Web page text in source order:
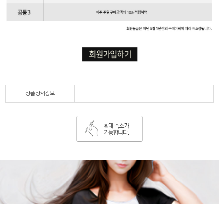
상품상세정보